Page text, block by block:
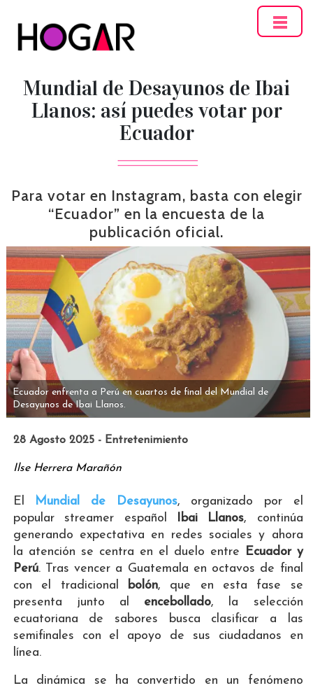
Mundial de Desayunos de Ibai
Llanos: así puedes votar por
Ecuador
Para votar en Instagram, basta con elegir
“Ecuador” en la encuesta de la
publicación oficial.
Ecuador enfrenta a Perú en cuartos de final del Mundial de
Desayunos de Ibai Llanos.
28 Agosto 2025 - Entretenimiento
Ilse Herrera Marañón
El Mundial de Desayunos, organizado por el
popular streamer español
Ibai Llanos, continúa
generando expectativa en redes sociales y ahora
la atención se centra en el duelo entre
Ecuador y
Perú. Tras vencer a Guatemala en octavos de final
con el tradicional
bolón, que en esta fase se
presenta junto al encebollado, la selección
ecuatoriana de sabores busca clasificar a las
semifinales con el apoyo de sus ciudadanos en
línea.
La dinámica se ha convertido en un fenómeno